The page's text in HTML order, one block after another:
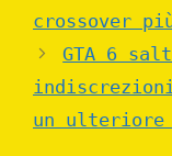
crossover
GTA 6
un